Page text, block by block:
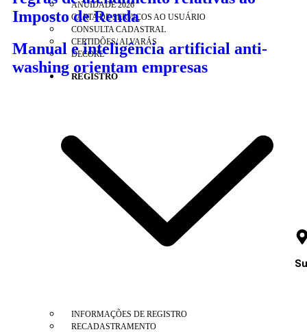
ANUIDADE 2026
CARTA DE SERVIÇOS AO USUÁRIO
CONSULTA CADASTRAL
CERTIDÕES/ ALVARÁS
DECORE
REGISTRO
INFORMAÇÕES DE REGISTRO
RECADASTRAMENTO
Imposto de Renda
Manual e inteligência artificial anti-
washing orientam empresas